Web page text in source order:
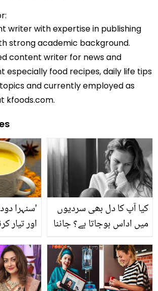
writer with expertise in publishing
strong academic background.
content writer for news and
especially food recipes, daily life tips
and currently employed as
kfoods.com.
'سنہرا
اور تیار
کیا آپ کا دل بھی سردیوں
میں اداس ہوجاتا ہے؟ جاننا
ہوتا ہے؟